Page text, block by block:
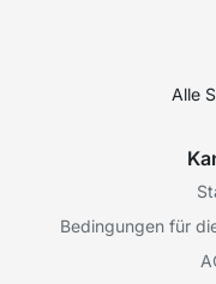
Alle
Bedingungen für